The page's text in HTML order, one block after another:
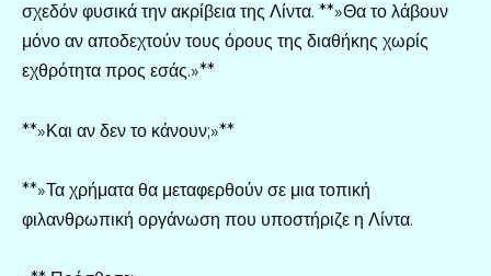
σχεδόν φυσικά την ακρίβεια της Λίντα. **»Θα το λάβουν
μόνο αν αποδεχτούν τους όρους της διαθήκης χωρίς
εχθρότητα προς εσάς.»**
**»Και αν δεν το κάνουν;»**
**»Τα χρήματα θα μεταφερθούν σε μια τοπική
φιλανθρωπική οργάνωση που υποστήριζε η Λίντα.